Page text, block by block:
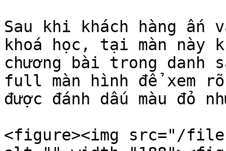
Sau khi khách hàng ấn
khoá học, tại màn này
chương bài trong danh
full màn hình để xem
được đánh dấu màu đỏ
<figure><img src="/files/